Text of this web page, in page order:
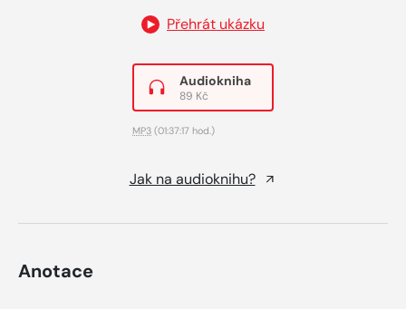
Přehrát ukázku
Audiokniha
89 Kč
MP3 (01:37:17 hod.)
Jak na audioknihu?
Anotace